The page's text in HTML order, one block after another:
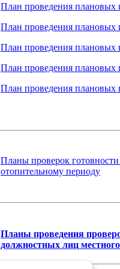
План проведения плановых
План проведения плановых
План проведения плановых
План проведения плановых
План проведения плановых
Планы проверок
отопительному периоду
Планы проведения
должностных лиц